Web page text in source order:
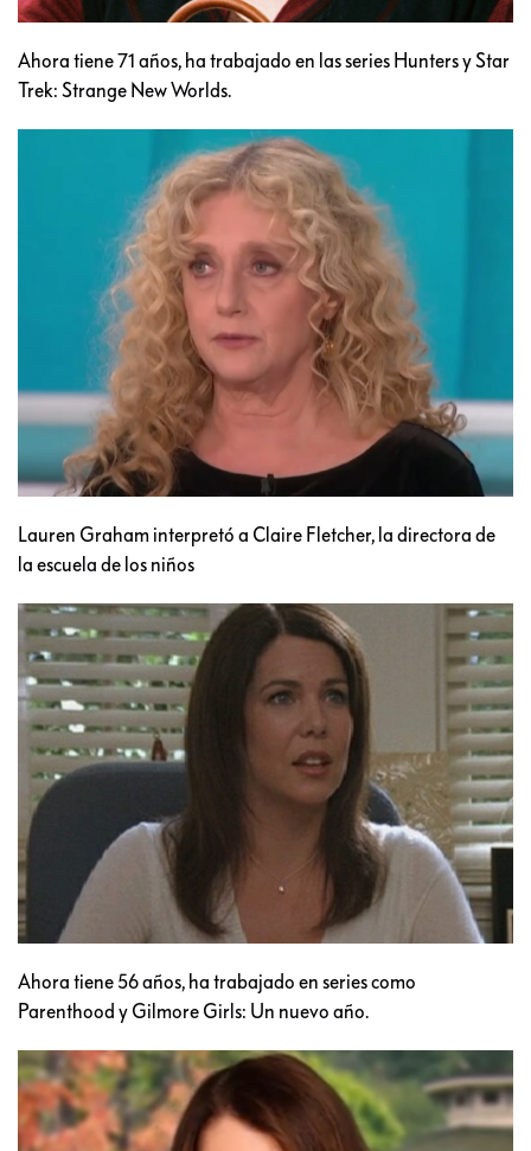
Ahora tiene 71 años, ha trabajado en las series Hunters y Star
Trek: Strange New Worlds.
Lauren Graham interpretó a Claire Fletcher, la directora de
la escuela de los niños
Ahora tiene 56 años, ha trabajado en series como
Parenthood y Gilmore Girls: Un nuevo año.